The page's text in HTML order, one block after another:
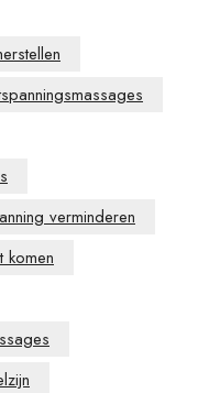
verminderen
komen